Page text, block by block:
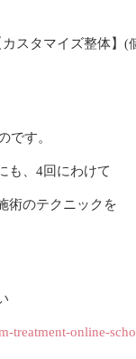
スタマイズ整体】 (
です。
も、4回にわけて
術のテクニックを
treatment-online-